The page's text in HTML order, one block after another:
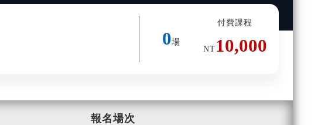
0場
付費課程
NT 10,000
報名場次